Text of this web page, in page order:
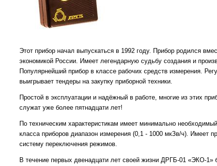
Этот прибор начал выпускаться в 1992 году. Прибор родился
экономикой России. Имеет легендарную судьбу создания и
Популярнейший прибор в классе рабочих средств измерения.
выигрывает тендеры на закупку приборной техники.
Простой в эксплуатации и надёжный в работе, многие из этих
служат уже более пятнадцати лет!
По техническим характеристикам имеет минимально
класса приборов диапазон измерения (0,1 - 1000 мкЗв/ч). Имеет
систему переключения режимов.
В течение первых двенадцати лет своей жизни ДРГБ-01 «ЭКО-1»